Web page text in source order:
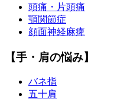
頭痛・片頭痛
顎関節症
顔面神経麻痺
【手・肩の悩み】
バネ指
五十肩